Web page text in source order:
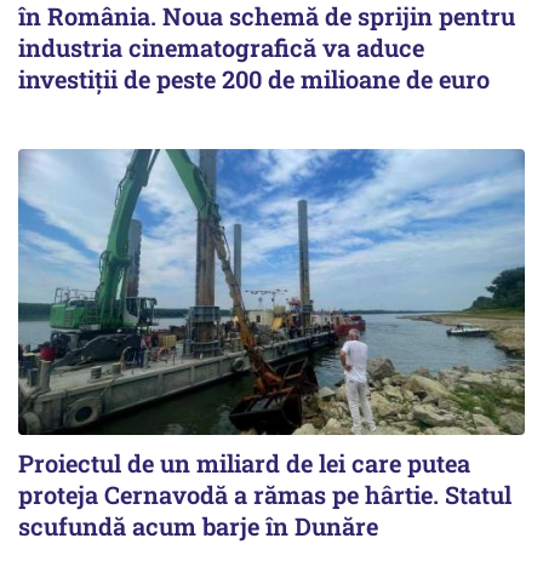
în România. Noua schemă de sprijin pentru
industria cinematografică va aduce
investiții de peste 200 de milioane de euro
Proiectul de un miliard de lei care putea
proteja Cernavodă a rămas pe hârtie. Statul
scufundă acum barje în Dunăre